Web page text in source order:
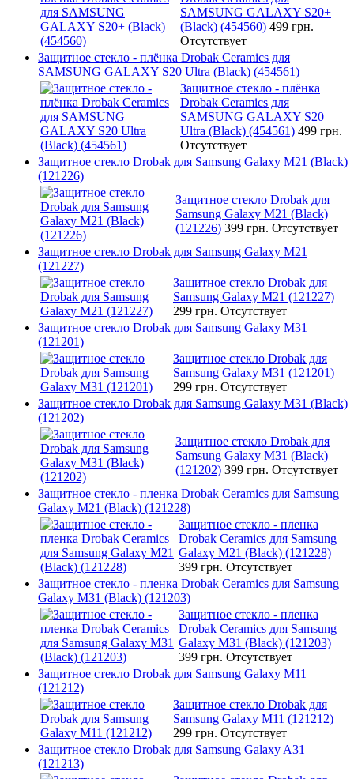
SAMSUNG GALAXY S20+
(Black) (454560) 499 грн.
Отсутствует
Защитное стекло - плёнка Drobak Ceramics для
SAMSUNG GALAXY S20 Ultra (Black) (454561)
Защитное стекло - плёнка
Drobak Ceramics для
SAMSUNG GALAXY S20
Ultra (Black) (454561) 499 грн.
Отсутствует
Защитное стекло Drobak для Samsung Galaxy М21 (Black)
(121226)
Защитное стекло Drobak для
Samsung Galaxy М21 (Black)
(121226) 399 грн. Отсутствует
Защитное стекло Drobak для Samsung Galaxy М21
(121227)
Защитное стекло Drobak для
Samsung Galaxy М21 (121227)
299 грн. Отсутствует
Защитное стекло Drobak для Samsung Galaxy М31
(121201)
Защитное стекло Drobak для
Samsung Galaxy М31 (121201)
299 грн. Отсутствует
Защитное стекло Drobak для Samsung Galaxy М31 (Black)
(121202)
Защитное стекло Drobak для
Samsung Galaxy М31 (Black)
(121202) 399 грн. Отсутствует
Защитное стекло - пленка Drobak Ceramics для Samsung
Galaxy M21 (Black) (121228)
Защитное стекло - пленка
Drobak Ceramics для Samsung
Galaxy M21 (Black) (121228)
399 грн. Отсутствует
Защитное стекло - пленка Drobak Ceramics для Samsung
Galaxy M31 (Black) (121203)
Защитное стекло - пленка
Drobak Ceramics для Samsung
Galaxy M31 (Black) (121203)
399 грн. Отсутствует
Защитное стекло Drobak для Samsung Galaxy M11
(121212)
Защитное стекло Drobak для
Samsung Galaxy M11 (121212)
299 грн. Отсутствует
Защитное стекло Drobak для Samsung Galaxy A31
(121213)